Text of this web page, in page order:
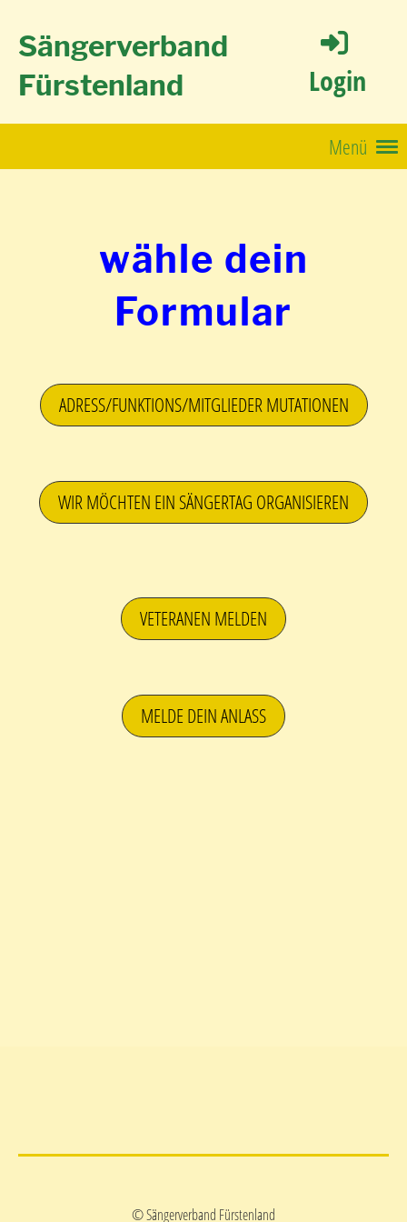
Sängerverband
Fürstenland
Login
Menü
wähle dein
Formular
ADRESS/FUNKTIONS/MITGLIEDER MUTATIONEN
WIR MÖCHTEN EIN SÄNGERTAG ORGANISIEREN
VETERANEN MELDEN
MELDE DEIN ANLASS
© Sängerverband Fürstenland